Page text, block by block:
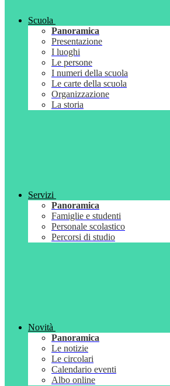
Scuola
Panoramica
Presentazione
I luoghi
Le persone
I numeri della scuola
Le carte della scuola
Organizzazione
La storia
Servizi
Panoramica
Famiglie e studenti
Personale scolastico
Percorsi di studio
Novità
Panoramica
Le notizie
Le circolari
Calendario eventi
Albo online